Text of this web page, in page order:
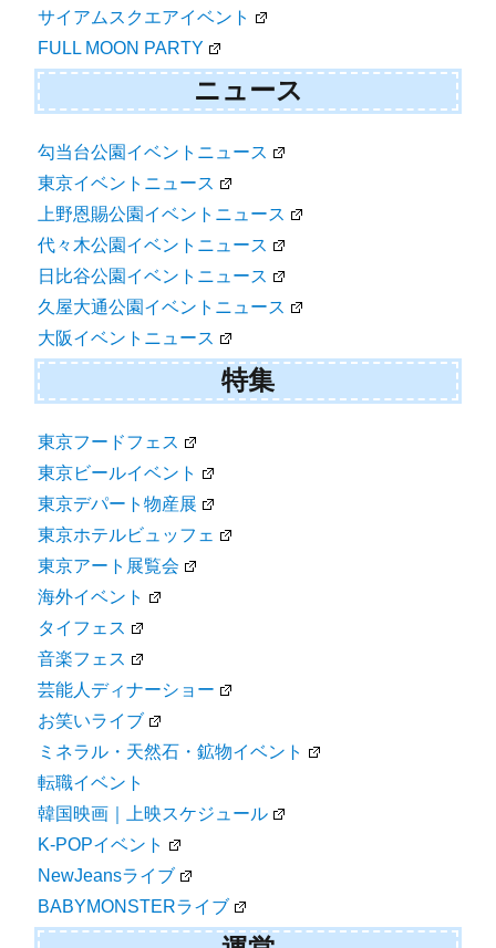
サイアムスクエアイベント
FULL MOON PARTY
ニュース
勾当台公園イベントニュース
東京イベントニュース
上野恩賜公園イベントニュース
代々木公園イベントニュース
日比谷公園イベントニュース
久屋大通公園イベントニュース
大阪イベントニュース
特集
東京フードフェス
東京ビールイベント
東京デパート物産展
東京ホテルビュッフェ
東京アート展覧会
海外イベント
タイフェス
音楽フェス
芸能人ディナーショー
お笑いライブ
ミネラル・天然石・鉱物イベント
転職イベント
韓国映画｜上映スケジュール
K-POPイベント
NewJeansライブ
BABYMONSTERライブ